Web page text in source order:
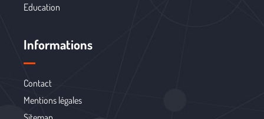
Education
Informations
Contact
Mentions légales